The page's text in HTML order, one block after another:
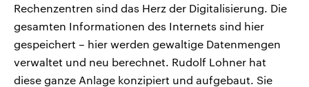
Rechenzentren sind das Herz der Digitalisierung. Die
gesamten Informationen des Internets sind hier
gespeichert – hier werden gewaltige Datenmengen
verwaltet und neu berechnet. Rudolf Lohner hat
diese ganze Anlage konzipiert und aufgebaut. Sie